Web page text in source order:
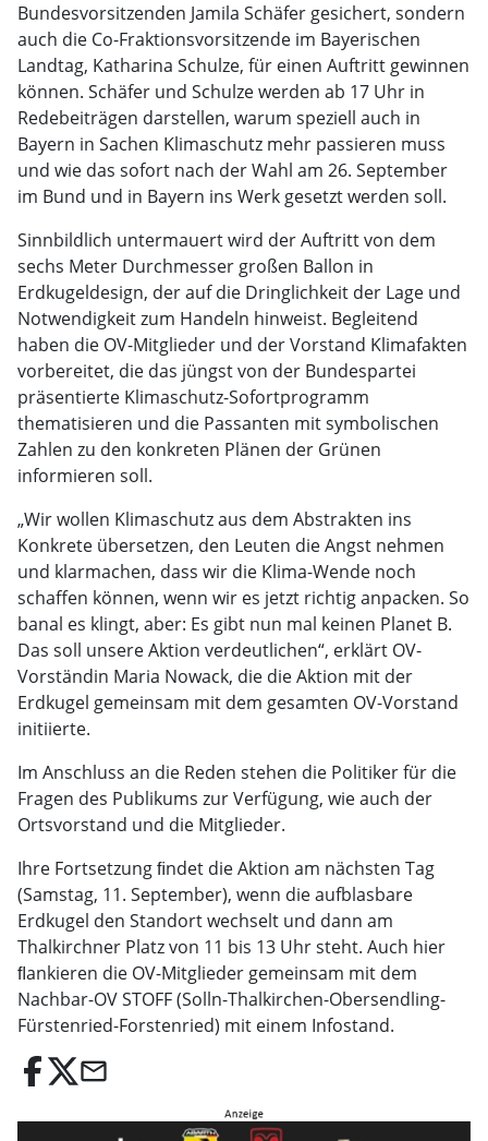
Bundesvorsitzenden Jamila Schäfer gesichert, sondern
auch die Co-Fraktionsvorsitzende im Bayerischen
Landtag, Katharina Schulze, für einen Auftritt gewinnen
können. Schäfer und Schulze werden ab 17 Uhr in
Redebeiträgen darstellen, warum speziell auch in
Bayern in Sachen Klimaschutz mehr passieren muss
und wie das sofort nach der Wahl am 26. September
im Bund und in Bayern ins Werk gesetzt werden soll.
Sinnbildlich untermauert wird der Auftritt von dem
sechs Meter Durchmesser großen Ballon in
Erdkugeldesign, der auf die Dringlichkeit der Lage und
Notwendigkeit zum Handeln hinweist. Begleitend
haben die OV-Mitglieder und der Vorstand Klimafakten
vorbereitet, die das jüngst von der Bundespartei
präsentierte Klimaschutz-Sofortprogramm
thematisieren und die Passanten mit symbolischen
Zahlen zu den konkreten Plänen der Grünen
informieren soll.
„Wir wollen Klimaschutz aus dem Abstrakten ins
Konkrete übersetzen, den Leuten die Angst nehmen
und klarmachen, dass wir die Klima-Wende noch
schaffen können, wenn wir es jetzt richtig anpacken. So
banal es klingt, aber: Es gibt nun mal keinen Planet B.
Das soll unsere Aktion verdeutlichen“, erklärt OV-
Vorständin Maria Nowack, die die Aktion mit der
Erdkugel gemeinsam mit dem gesamten OV-Vorstand
initiierte.
Im Anschluss an die Reden stehen die Politiker für die
Fragen des Publikums zur Verfügung, wie auch der
Ortsvorstand und die Mitglieder.
Ihre Fortsetzung ﬁndet die Aktion am nächsten Tag
(Samstag, 11. September), wenn die aufblasbare
Erdkugel den Standort wechselt und dann am
Thalkirchner Platz von 11 bis 13 Uhr steht. Auch hier
ﬂankieren die OV-Mitglieder gemeinsam mit dem
Nachbar-OV STOFF (Solln-Thalkirchen-Obersendling-
Fürstenried-Forstenried) mit einem Infostand.
email